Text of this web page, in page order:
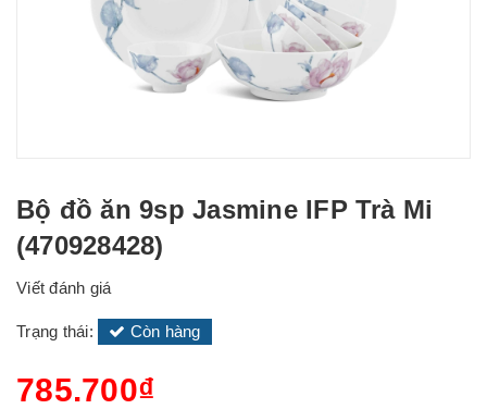
Bộ đồ ăn 9sp Jasmine IFP Trà Mi
(470928428)
Viết đánh giá
Trạng thái: Còn hàng
785.700₫